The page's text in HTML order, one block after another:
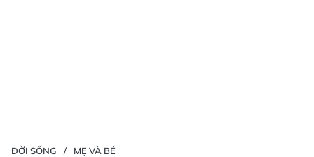
ĐỜI SỐNG MẸ VÀ BÉ